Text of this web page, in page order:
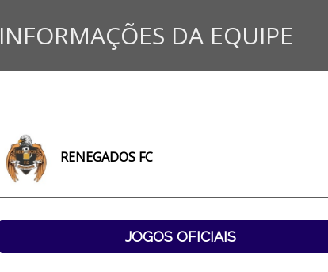
INFORMAÇÕES DA EQUIPE
RENEGADOS FC
JOGOS OFICIAIS